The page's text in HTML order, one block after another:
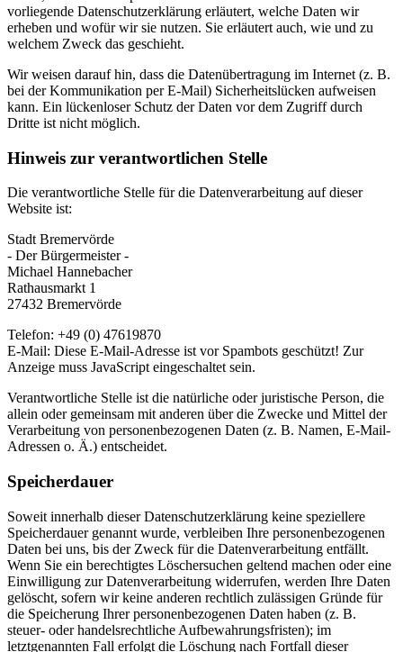
vorliegende Datenschutzerklärung erläutert, welche Daten wir
erheben und wofür wir sie nutzen. Sie erläutert auch, wie und zu
welchem Zweck das geschieht.
Wir weisen darauf hin, dass die Datenübertragung im Internet (z. B.
bei der Kommunikation per E-Mail) Sicherheitslücken aufweisen
kann. Ein lückenloser Schutz der Daten vor dem Zugriff durch
Dritte ist nicht möglich.
Hinweis zur verantwortlichen Stelle
Die verantwortliche Stelle für die Datenverarbeitung auf dieser
Website ist:
Stadt Bremervörde
- Der Bürgermeister -
Michael Hannebacher
Rathausmarkt 1
27432 Bremervörde
Telefon: +49 (0) 47619870
E-Mail: Diese E-Mail-Adresse ist vor Spambots geschützt! Zur
Anzeige muss JavaScript eingeschaltet sein.
Verantwortliche Stelle ist die natürliche oder juristische Person, die
allein oder gemeinsam mit anderen über die Zwecke und Mittel der
Verarbeitung von personenbezogenen Daten (z. B. Namen, E-Mail-
Adressen o. Ä.) entscheidet.
Speicherdauer
Soweit innerhalb dieser Datenschutzerklärung keine speziellere
Speicherdauer genannt wurde, verbleiben Ihre personenbezogenen
Daten bei uns, bis der Zweck für die Datenverarbeitung entfällt.
Wenn Sie ein berechtigtes Löschersuchen geltend machen oder eine
Einwilligung zur Datenverarbeitung widerrufen, werden Ihre Daten
gelöscht, sofern wir keine anderen rechtlich zulässigen Gründe für
die Speicherung Ihrer personenbezogenen Daten haben (z. B.
steuer- oder handelsrechtliche Aufbewahrungsfristen); im
letztgenannten Fall erfolgt die Löschung nach Fortfall dieser